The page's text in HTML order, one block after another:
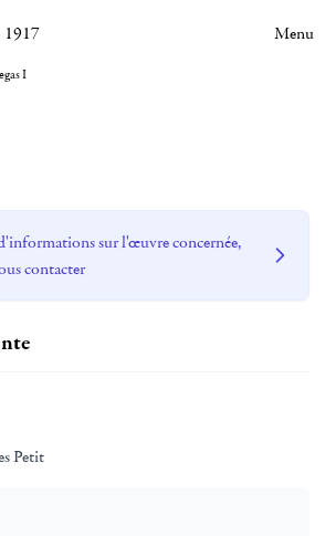
1917 Menu
I
sur l'œuvre concernée,
contacter
Petit